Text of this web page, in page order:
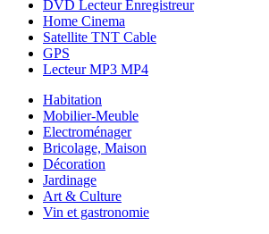
DVD Lecteur Enregistreur
Home Cinema
Satellite TNT Cable
GPS
Lecteur MP3 MP4
Habitation
Mobilier-Meuble
Electroménager
Bricolage, Maison
Décoration
Jardinage
Art & Culture
Vin et gastronomie